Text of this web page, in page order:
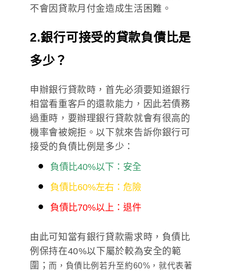
不會因貸款月付金造成生活困難。
2.銀行可接受的貸款負債比是
多少？
申辦銀行貸款時，首先必須要知道銀行
相當看重客戶的還款能力，因此若債務
過重時，要辦理銀行貸款就會有很高的
機率會被婉拒。以下就來告訴你銀行可
接受的負債比例是多少：
負債比40%以下：安全
負債比60%左右：危險
負債比70%以上：退件
由此可知當有銀行貸款需求時，負債比
例保持在40%以下屬於較為安全的範
圍；而，負債比例若升至約60%，就代表著